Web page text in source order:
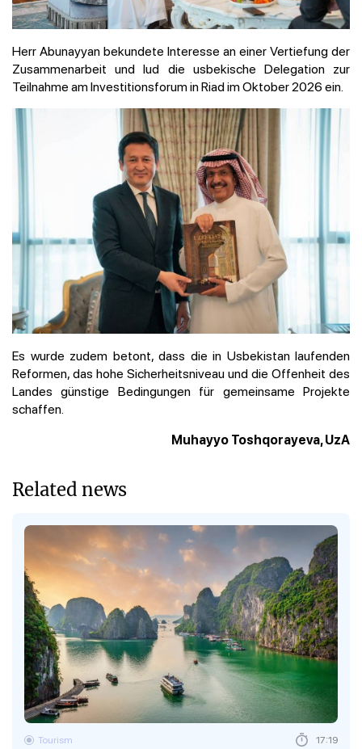
Herr Abunayyan bekundete Interesse an einer Vertiefung der
Zusammenarbeit und lud die usbekische Delegation zur
Teilnahme am Investitionsforum in Riad im Oktober 2026 ein.
Es wurde zudem betont, dass die in Usbekistan laufenden
Reformen, das hohe Sicherheitsniveau und die Offenheit des
Landes günstige Bedingungen für gemeinsame Projekte
schaffen.
Muhayyo Toshqorayeva, UzA
Related news
Tourism 17:19